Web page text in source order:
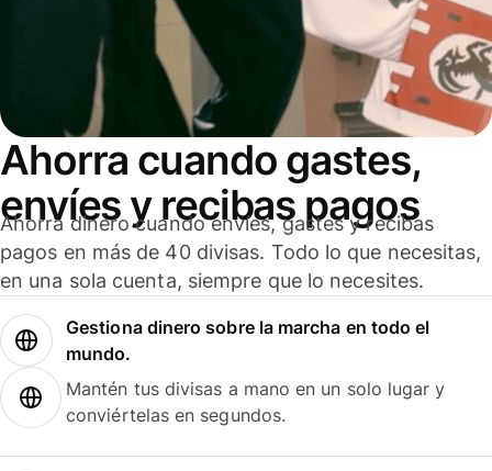
Ahorra cuando gastes,
envíes y recibas pagos
Ahorra dinero cuando envíes, gastes y recibas
pagos en más de 40 divisas. Todo lo que necesitas,
en una sola cuenta, siempre que lo necesites.
Gestiona dinero sobre la marcha en todo el
mundo.
Mantén tus divisas a mano en un solo lugar y
conviértelas en segundos.